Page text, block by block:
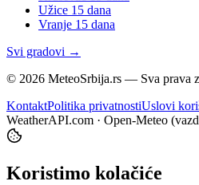
Užice 15 dana
Vranje 15 dana
Svi gradovi →
© 2026 MeteoSrbija.rs — Sva prava
KontaktPolitika privatnostiUslovi
WeatherAPI.com · Open-Meteo
Koristimo kolačiće